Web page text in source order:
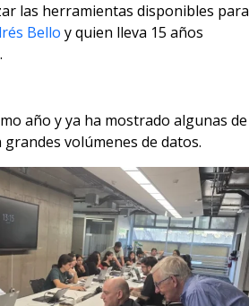
las herramientas disponibles para
Bello y quien lleva 15 años
año y ya ha mostrado algunas de
volúmenes de datos.